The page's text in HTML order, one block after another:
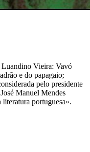
Luandino Vieira: Vavó
e do papagaio;
pelo presidente
Manuel Mendes
literatura portuguesa».